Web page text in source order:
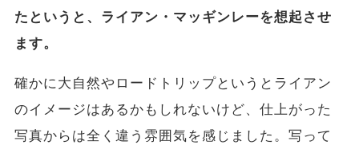
たというと、ライアン・マッギンレーを想起させ
ます。
確かに大自然やロードトリップというとライアン
のイメージはあるかもしれないけど、仕上がった
写真からは全く違う雰囲気を感じました。写って